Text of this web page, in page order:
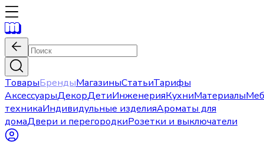
ТоварыБрендыМагазиныСтатьиТарифы
АксессуарыДекорДетиИнженерияКухниМатериалы
техникаИндивидульные изделияАроматы для
домаДвери и перегородкиРозетки и выключатели